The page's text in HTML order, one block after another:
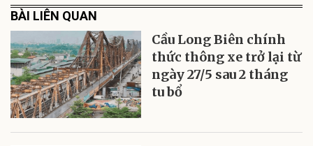
BÀI LIÊN QUAN
Cầu Long Biên chính
thức thông xe trở lại từ
ngày 27/5 sau 2 tháng
tu bổ